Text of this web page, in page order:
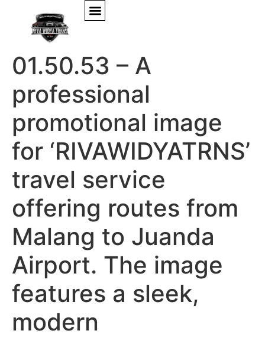
DALL·E 2024-12-26
01.50.53 – A
professional
promotional image
for ‘RIVAWIDYATRNS’
travel service
offering routes from
Malang to Juanda
Airport. The image
features a sleek,
modern